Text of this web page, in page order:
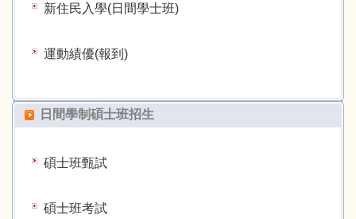
新住民入學(日間學士班)
運動績優(報到)
日間學制碩士班招生
碩士班甄試
碩士班考試